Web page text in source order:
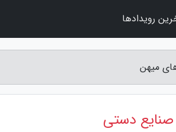
میهن
صنایع دستی
رویدادها